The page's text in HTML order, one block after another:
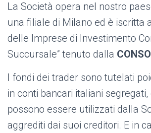
La Società opera nel nostro
una filiale di Milano ed è iscritta
delle Imprese di Investimento
Succursale” tenuto dalla
I fondi dei trader sono tutelati
in conti bancari italiani segregati,
possono essere utilizzati dalla
aggrediti dai suoi creditori. E in